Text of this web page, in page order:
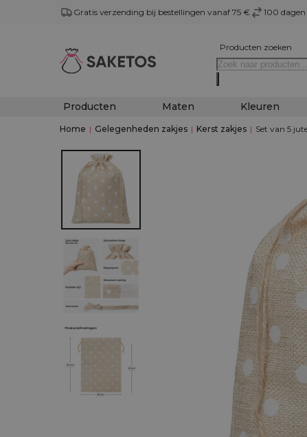
Gratis verzending bij bestellingen vanaf 75 € 100
Producten zoeken
Producten Maten Kleuren
Home | Gelegenheden zakjes | Kerst zakjes | Set van 5